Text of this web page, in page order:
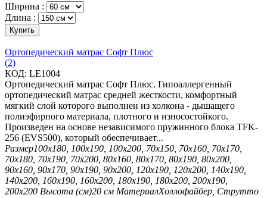
Ширина :
Длина :
Купить
Ортопедический матрас Софт Плюс
(2)
КОД: LE1004
Ортопедический матрас Софт Плюс. Гипоаллергенный
ортопедический матрас средней жесткости, комфортный
мягкий слой которого выполнен из холкона - дышащего
полиэфирного материала, плотного и износостойкого.
Произведен на основе независимого пружинного блока TFK-
256 (EVS500), который обеспечивает...
Размер100х180, 100х190, 100х200, 70х150, 70х160, 70х170,
70х180, 70х190, 70х200, 80х160, 80х170, 80х190, 80х200,
90х160, 90х170, 90х190, 90х200, 120х190, 120х200, 140х190,
140х200, 160х190, 160х200, 180х190, 180х200, 200х190,
200х200 Высота (см)20 см МатериалХоллофайбер, Струтто